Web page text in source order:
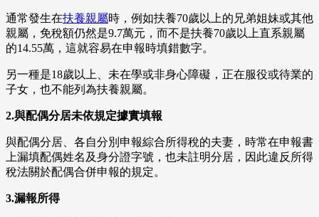
通常發生在扶養親屬時，例如扶養70歲以上的兄弟姐妹或其他
親屬，免稅額仍然是9.7萬元，而不是扶養70歲以上直系親屬
的14.55萬，這就容易在申報時填錯數字。
另一種是18歲以上、未在學或非身心障礙，正在服役或待業的
子女，也不能列為扶養親屬。
2.與配偶分居未依規定據實填報
與配偶分居、各自分別申報綜合所得稅的夫妻，時常在申報書
上漏填配偶姓名及身分證字號，也未註明分居，因此違反所得
稅法關於配偶合併申報的規定。
3.漏報所得